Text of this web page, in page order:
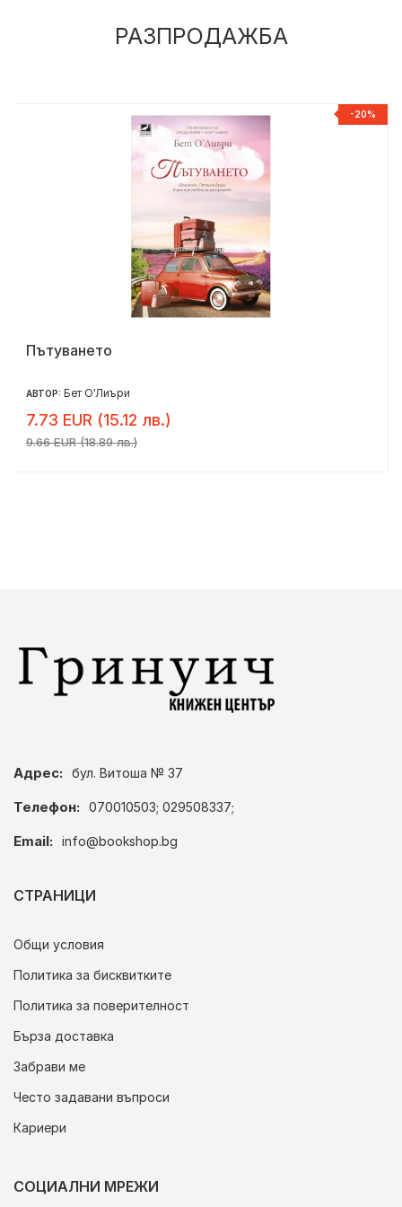
РАЗПРОДАЖБА
-20%
Пътуването
АВТОР: Бет О'Лиъри
7.73 EUR (15.12 лв.)
9.66 EUR (18.89 лв.)
Адрес: бул. Витоша № 37
Телефон: 070010503; 029508337;
Email: info@bookshop.bg
СТРАНИЦИ
Общи условия
Политика за бисквитките
Политика за поверителност
Бърза доставка
Забрави ме
Често задавани въпроси
Кариери
СОЦИАЛНИ МРЕЖИ